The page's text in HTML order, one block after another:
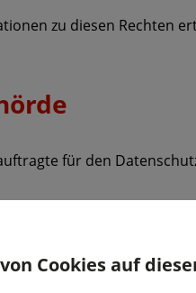
Cookies auf
zu diesen Rechten
für den
bayern.de